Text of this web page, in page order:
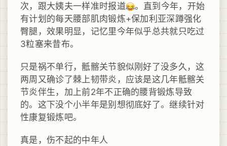
次，跟大姨夫一样准时报道
。直到今年，开始
有计划的每天腰部肌肉锻炼+保加利亚深蹲强化
臀腿，效果明显，记忆里今年似乎总共就只吃过
3粒塞来昔布。
只是祸不单行，骶髂关节貌似刚好了没多久，这
两周又确诊了棘上韧带炎，应该是这几年骶髂关
节炎伴生，加上前2年不正确的腰背锻炼导致
的。这下没个小半年是别想彻底好了。继续针对
性康复锻炼吧。
真是，伤不起的中年人